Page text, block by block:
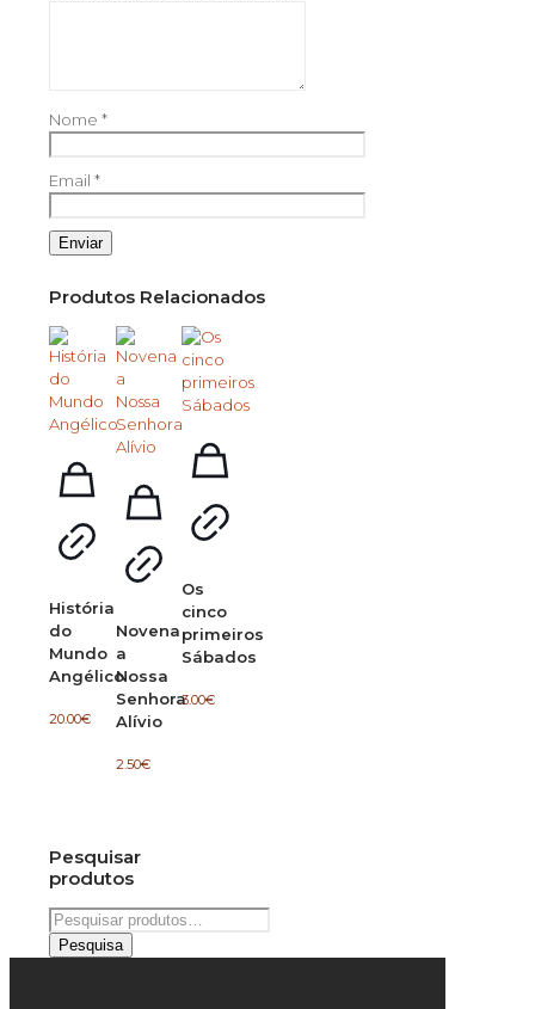
Nome *
Email *
Produtos Relacionados
História
do
Mundo
Angélico
20.00€
Novena
a
Nossa
Senhora
Alívio
2.50€
Os
cinco
primeiros
Sábados
3.00€
Pesquisar
produtos
Pesquisar
por:
Pesquisa